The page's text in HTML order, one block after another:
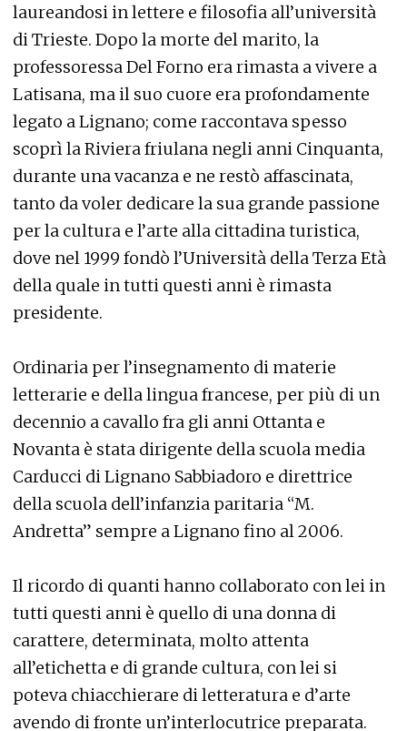
laureandosi in lettere e filosofia all’università
di Trieste. Dopo la morte del marito, la
professoressa Del Forno era rimasta a vivere a
Latisana, ma il suo cuore era profondamente
legato a Lignano; come raccontava spesso
scoprì la Riviera friulana negli anni Cinquanta,
durante una vacanza e ne restò affascinata,
tanto da voler dedicare la sua grande passione
per la cultura e l’arte alla cittadina turistica,
dove nel 1999 fondò l’Università della Terza Età
della quale in tutti questi anni è rimasta
presidente.
Ordinaria per l’insegnamento di materie
letterarie e della lingua francese, per più di un
decennio a cavallo fra gli anni Ottanta e
Novanta è stata dirigente della scuola media
Carducci di Lignano Sabbiadoro e direttrice
della scuola dell’infanzia paritaria “M.
Andretta” sempre a Lignano fino al 2006.
Il ricordo di quanti hanno collaborato con lei in
tutti questi anni è quello di una donna di
carattere, determinata, molto attenta
all’etichetta e di grande cultura, con lei si
poteva chiacchierare di letteratura e d’arte
avendo di fronte un’interlocutrice preparata.